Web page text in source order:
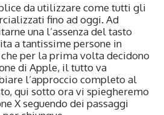
da utilizzare come tutti gli
fino ad oggi. Ad
una l’assenza del tasto
a tantissime persone in
per la prima volta decidono
di Apple, il tutto va
l’approccio completo al
qui sotto ora vi spiegheremo
X seguendo dei passaggi